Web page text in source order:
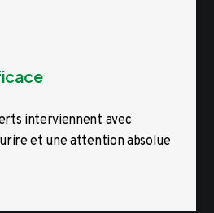
interviennent avec
et une attention absolue